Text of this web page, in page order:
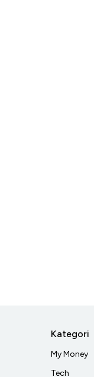
Kategori
My Money
Tech